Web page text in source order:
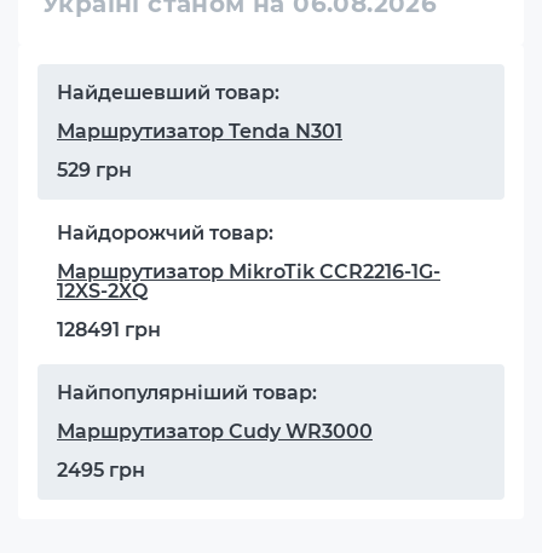
Найдешевший товар:
Маршрутизатор Tenda N301
529 грн
Найдорожчий товар:
Маршрутизатор MikroTik CCR2216-1G-
12XS-2XQ
128491 грн
Найпопулярніший товар:
Маршрутизатор Cudy WR3000
2495 грн